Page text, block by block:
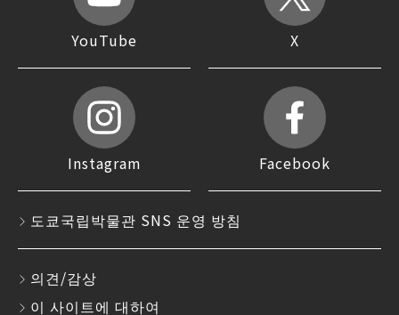
YouTube X
Instagram Facebook
도쿄국립박물관 SNS 운영 방침
의견/감상
이 사이트에 대하여